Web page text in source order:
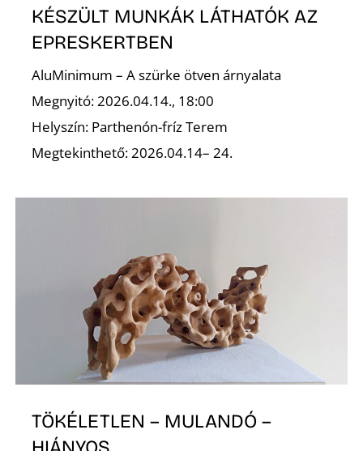
KÉSZÜLT MUNKÁK LÁTHATÓK AZ
EPRESKERTBEN
AluMinimum – A szürke ötven árnyalata
Megnyitó: 2026.04.14., 18:00
Helyszín: Parthenón-fríz Terem
Megtekinthető: 2026.04.14– 24.
TÖKÉLETLEN – MULANDÓ –